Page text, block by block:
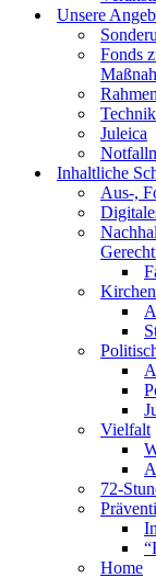
Unsere
Fonds
Juleica
Inhaltliche
Aus-,
Vielfalt
72-
Home